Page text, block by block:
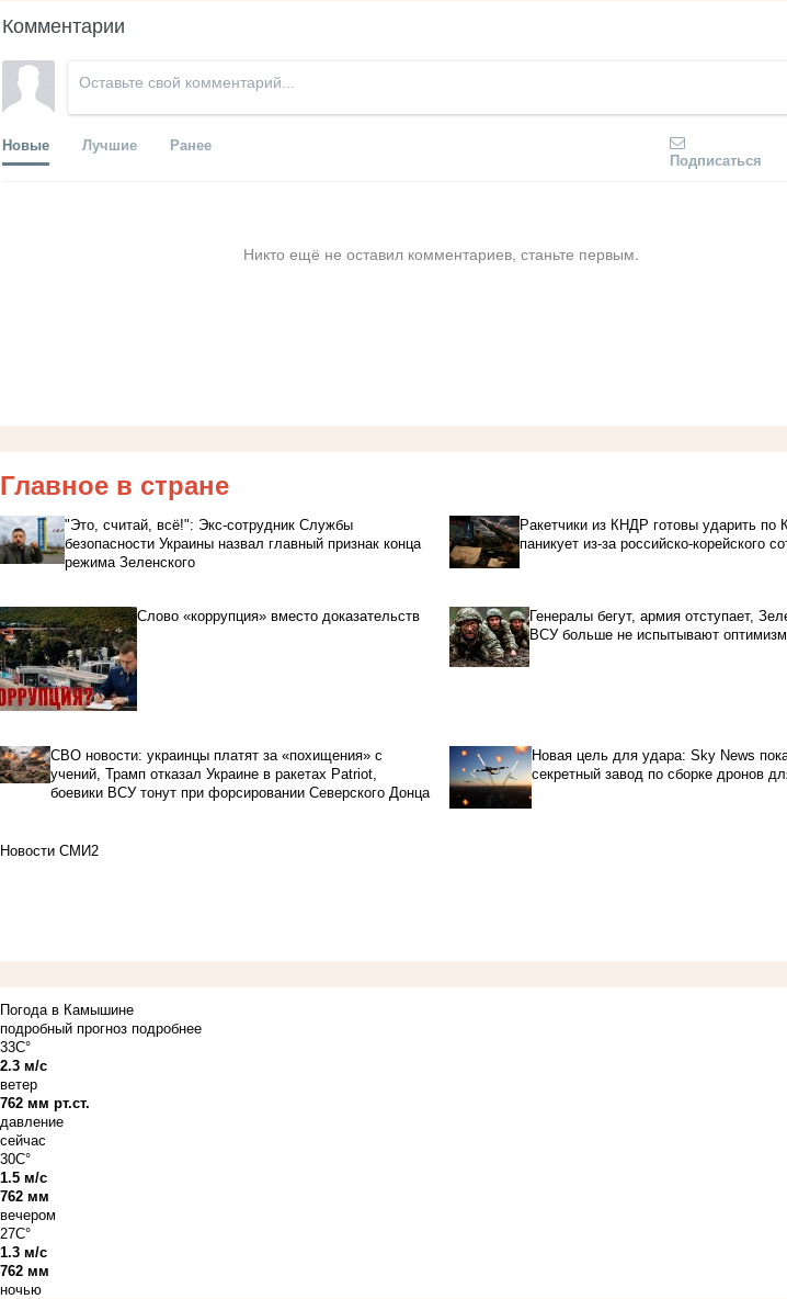
Комментарии
Новые Лучшие Ранее
Подписаться
Никто ещё не оставил комментариев, станьте первым.
Главное в стране
"Это, считай, всё!": Экс-сотрудник Службы
безопасности Украины назвал главный признак конца
режима Зеленского
Ракетчики из КНДР готовы ударить по
паникует из-за российско-корейского
Слово «коррупция» вместо доказательств
Генералы бегут, армия отступает,
ВСУ больше не испытывают
СВО новости: украинцы платят за «похищения» с
учений, Трамп отказал Украине в ракетах Patriot,
боевики ВСУ тонут при форсировании Северского Донца
Новая цель для удара: Sky News
секретный завод по сборке дронов
Новости СМИ2
Погода в Камышине
подробный прогноз подробнее
33C°
2.3 м/с
ветер
762 мм рт.ст.
давление
сейчас
30C°
1.5 м/с
762 мм
вечером
27C°
1.3 м/с
762 мм
ночью